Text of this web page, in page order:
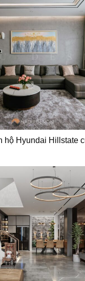
hộ Hyundai Hillstate